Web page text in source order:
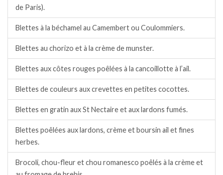
de Paris).
Blettes à la béchamel au Camembert ou Coulommiers.
Blettes au chorizo et à la crème de munster.
Blettes aux côtes rouges poêlées à la cancoillotte à l’ail.
Blettes de couleurs aux crevettes en petites cocottes.
Blettes en gratin aux St Nectaire et aux lardons fumés.
Blettes poêlées aux lardons, crème et boursin ail et fines
herbes.
Brocoli, chou-fleur et chou romanesco poêlés à la crème et